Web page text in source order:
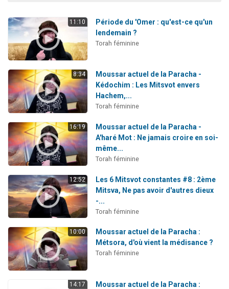
11:10
Période du 'Omer : qu'est-ce qu'un
lendemain ?
Torah féminine
8:34
Moussar actuel de la Paracha -
Kédochim : Les Mitsvot envers
Hachem,...
Torah féminine
16:19
Moussar actuel de la Paracha -
A'haré Mot : Ne jamais croire en soi-
même...
Torah féminine
12:52
Les 6 Mitsvot constantes #8 : 2ème
Mitsva, Ne pas avoir d'autres dieux
-...
Torah féminine
10:00
Moussar actuel de la Paracha :
Métsora, d'où vient la médisance ?
Torah féminine
14:17
Moussar actuel de la Paracha :